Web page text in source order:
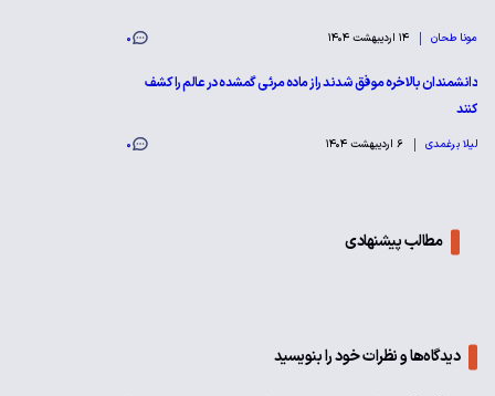
مونا طحان 14 اردیبهشت 1404 0
دانشمندان بالاخره موفق شدند راز ماده مرئی گمشده در عالم را کشف
کنند
لیلا برغمدی 6 اردیبهشت 1404 0
مطالب پیشنهادی
دیدگاه‌ها و نظرات خود را بنویسید